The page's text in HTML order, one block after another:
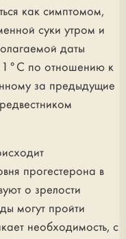
как симптомом,
суки утром и
даты
1°С по отношению к
за предыдущие
прогестерона в
о зрелости
могут пройти
необходимость, с